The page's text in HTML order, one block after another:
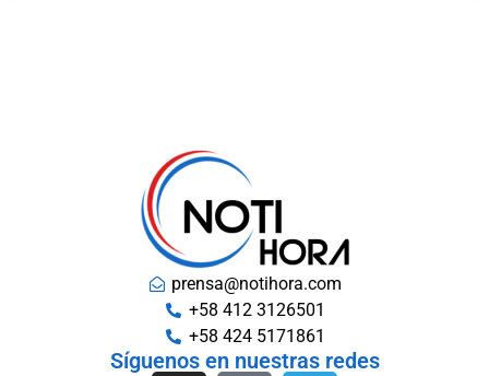
prensa@notihora.com
+58 412 3126501
+58 424 5171861
Síguenos en nuestras redes